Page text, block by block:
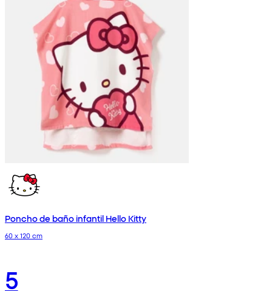
Poncho de baño infantil Hello Kitty
60 x 120 cm
5